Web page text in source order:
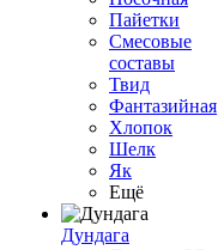
Пайетки
Смесовые
составы
Твид
Фантазийная
Хлопок
Шелк
Як
Ещё
Дундага